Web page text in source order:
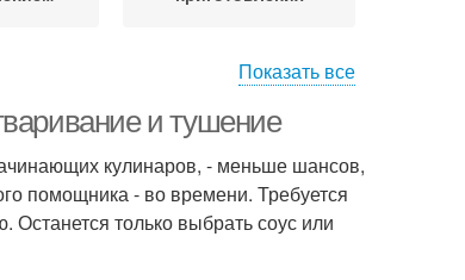
Показать все
и тушение
кулинаров, - меньше шансов,
помощника - во времени. Требуется
Останется только выбрать соус или